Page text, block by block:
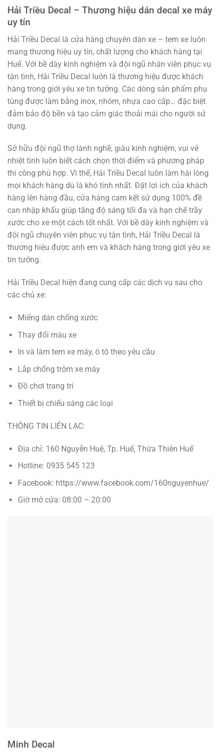
Hải Triều Decal – Thương hiệu dán decal xe máy
uy tín
Hải Triều Decal là cửa hàng chuyên dán xe – tem xe luôn
mang thương hiệu uy tín, chất lượng cho khách hàng tại
Huế. Với bề dày kinh nghiệm và đội ngũ nhân viên phục vụ
tận tình, Hải Triều Decal luôn là thương hiệu được khách
hàng trong giới yêu xe tin tưởng. Các dòng sản phẩm phụ
tùng được làm bằng inox, nhôm, nhựa cao cấp… đặc biệt
đảm bảo độ bền và tạo cảm giác thoải mái cho người sử
dụng.
Sở hữu đội ngũ thợ lành nghề, giàu kinh nghiệm, vui vẻ
nhiệt tình luôn biết cách chọn thời điểm và phương pháp
thi công phù hợp. Vì thế, Hải Triều Decal luôn làm hài lòng
mọi khách hàng dù là khó tính nhất. Đặt lợi ích của khách
hàng lên hàng đầu, cửa hàng cam kết sử dụng 100% đề
can nhập khẩu giúp tăng độ sáng tối đa và hạn chế trầy
xước cho xe một cách tốt nhất. Với bề dày kinh nghiệm và
đội ngũ chuyên viên phục vụ tận tình, Hải Triều Decal là
thương hiệu được anh em và khách hàng trong giới yêu xe
tin tưởng.
Hải Triều Decal hiện đang cung cấp các dịch vụ sau cho
các chủ xe:
Miếng dán chống xước
Thay đổi màu xe
In và làm tem xe máy, ô tô theo yêu cầu
Lắp chống trộm xe máy
Đồ chơi trang trí
Thiết bị chiếu sáng các loại
THÔNG TIN LIÊN LẠC:
Địa chỉ: 160 Nguyễn Huệ, Tp. Huế, Thừa Thiên Huế
Hotline: 0935 545 123
Facebook: https://www.facebook.com/160nguyenhue/
Giờ mở cửa: 08:00 – 20:00
Minh Decal